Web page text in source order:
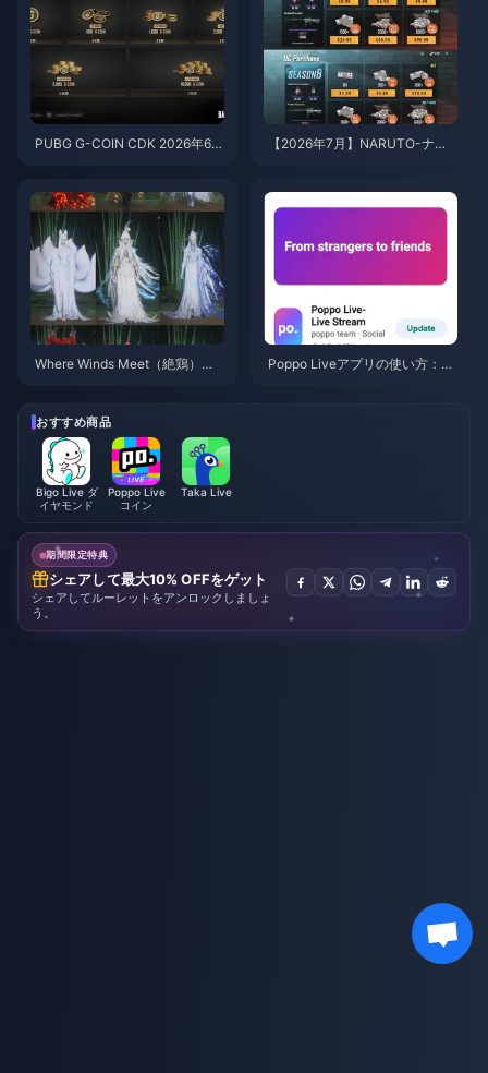
PUBG G-COIN CDK 2026年6
【2026年7月】NARUTO-ナル
格、おすすめパック＆安全なチ
ャージ手順
Where Winds Meet（絶鶏）
優先順位
Poppo Liveアプリの使い方：完
おすすめ商品
Bigo Live ダ
イヤモンド
Poppo Live
コイン
Taka Live
期間限定特典
シェアして最大10% OFFをゲット
シェアしてルーレットをアンロックしましょ
う。